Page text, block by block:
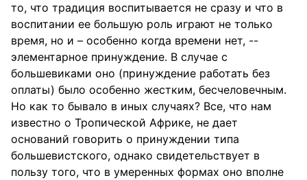
то, что традиция воспитывается не сразу и что в
воспитании ее большую роль играют не только
время, но и – особенно когда времени нет, --
элементарное принуждение. В случае с
большевиками оно (принуждение работать без
оплаты) было особенно жестким, бесчеловечным.
Но как то бывало в иных случаях? Все, что нам
известно о Тропической Африке, не дает
оснований говорить о принуждении типа
большевистского, однако свидетельствует в
пользу того, что в умеренных формах оно вполне